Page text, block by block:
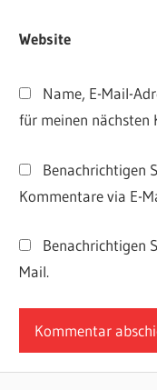
Website
Name, E-Mail-
für meinen nächsten
Benachrichtigen
Kommentare via E-
Benachrichtigen
Mail.